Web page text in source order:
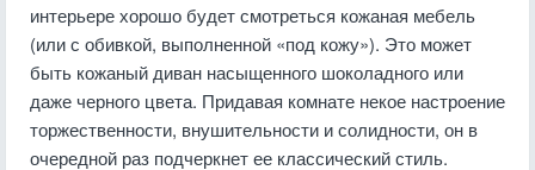
интерьере хорошо будет смотреться кожаная мебель
(или с обивкой, выполненной «под кожу»). Это может
быть кожаный диван насыщенного шоколадного или
даже черного цвета. Придавая комнате некое настроение
торжественности, внушительности и солидности, он в
очередной раз подчеркнет ее классический стиль.